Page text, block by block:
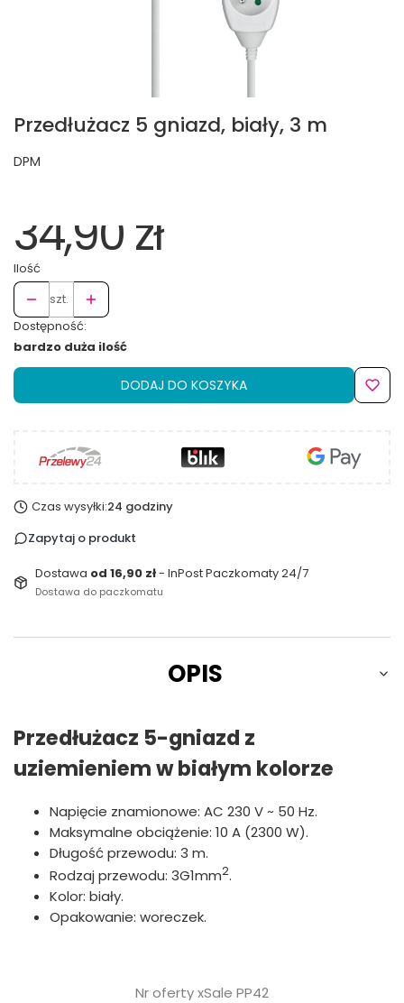
Przedłużacz 5 gniazd, biały, 3 m
DPM
34,90 zł
Ilość
szt.
Dostępność:
bardzo duża ilość
DODAJ DO KOSZYKA
Czas wysyłki:24 godziny
Zapytaj o produkt
Dostawa od 16,90 zł- InPost Paczkomaty 24/7
Dostawa do paczkomatu
OPIS
Przedłużacz 5-gniazd z
uziemieniem w białym kolorze
Napięcie znamionowe: AC 230 V ~ 50 Hz.
Maksymalne obciążenie: 10 A (2300 W).
Długość przewodu: 3 m.
Rodzaj przewodu: 3G1mm2.
Kolor: biały.
Opakowanie: woreczek.
Nr oferty xSale PP42